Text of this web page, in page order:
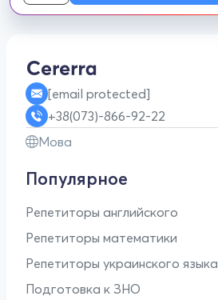
[email protected]
+38(073)-866-92-22
Мова
Популярное
Репетиторы английского
Репетиторы математики
Репетиторы украинского языка
Подготовка к ЗНО